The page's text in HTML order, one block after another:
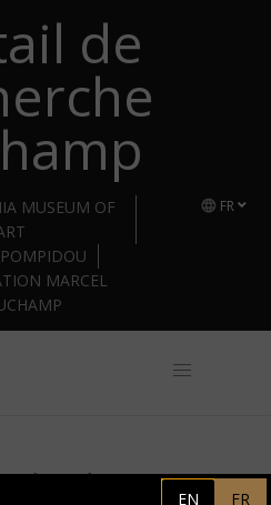
de
FR
MUSEUM OF
MARCEL
Duchamp
EN FR